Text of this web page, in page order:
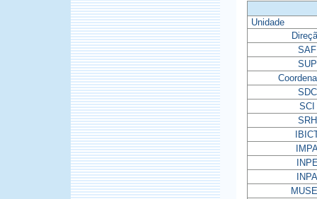
Unidade
SAF
SUP
SDC
SCI
SRH